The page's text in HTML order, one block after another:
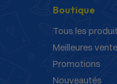
Boutique
Tous les
Meilleures
Promotions
Nouveautés